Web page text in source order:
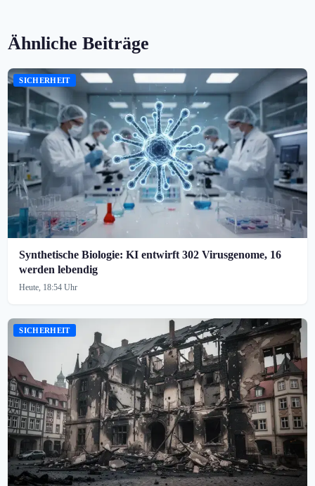
Ähnliche Beiträge
SICHERHEIT
Synthetische Biologie: KI entwirft 302 Virusgenome, 16
werden lebendig
Heute, 18:54 Uhr
SICHERHEIT